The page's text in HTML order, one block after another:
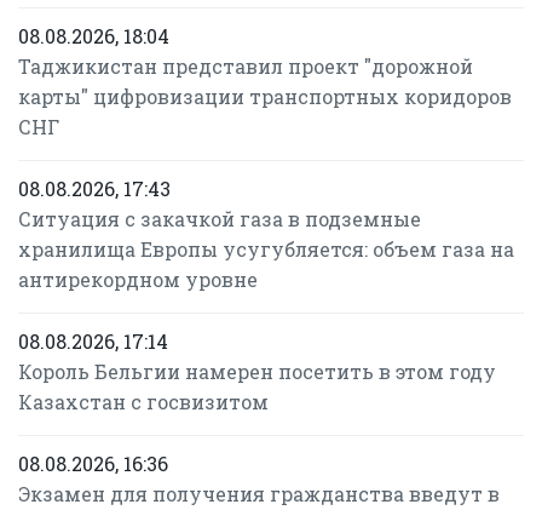
08.08.2026, 18:04
Таджикистан представил проект "дорожной
карты" цифровизации транспортных коридоров
СНГ
08.08.2026, 17:43
Ситуация с закачкой газа в подземные
хранилища Европы усугубляется: объем газа на
антирекордном уровне
08.08.2026, 17:14
Король Бельгии намерен посетить в этом году
Казахстан с госвизитом
08.08.2026, 16:36
Экзамен для получения гражданства введут в